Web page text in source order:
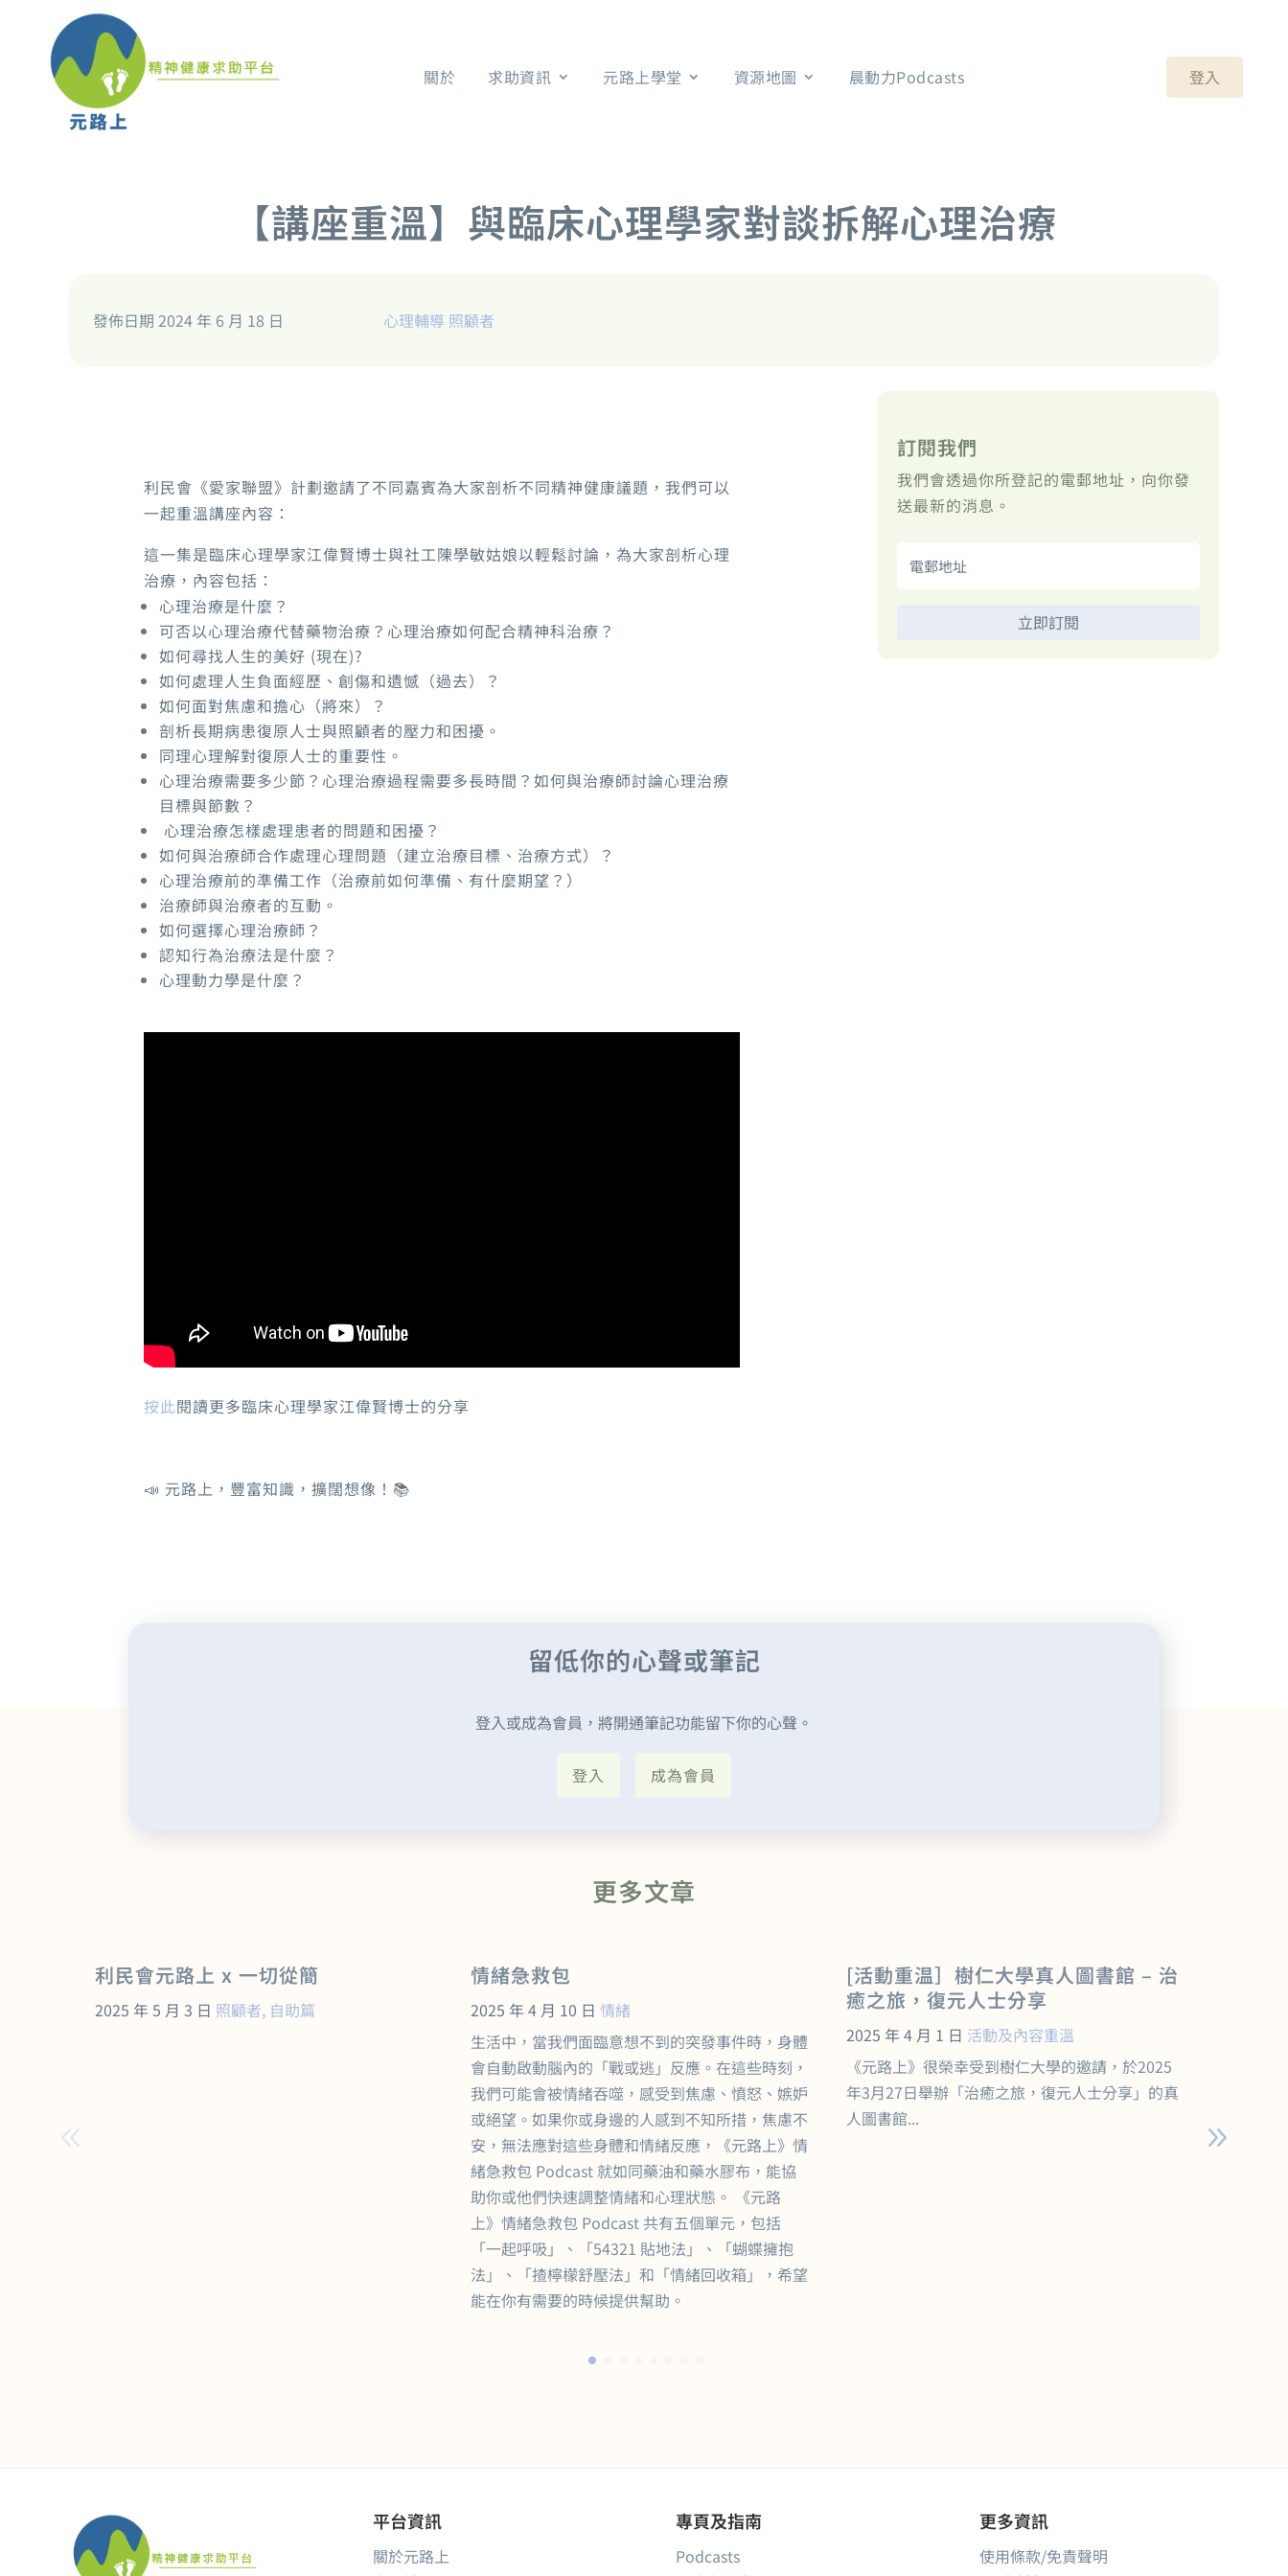
關於 求助資訊 元路上學堂 資源地圖 晨動力Podcasts 登入
【講座重溫】與臨床心理學家對談拆解心理治療
發佈日期 2024 年 6 月 18 日 心理輔導 照顧者
利民會《愛家聯盟》計劃邀請了不同嘉賓為大家剖析不同精神健康議題，我們可以
一起重溫講座內容：
這一集是臨床心理學家江偉賢博士與社工陳學敏姑娘以輕鬆討論，為大家剖析心理
治療，內容包括：
心理治療是什麼？
可否以心理治療代替藥物治療？心理治療如何配合精神科治療？
如何尋找人生的美好 (現在)?
如何處理人生負面經歷、創傷和遺憾（過去）？
如何面對焦慮和擔心（將來）？
剖析長期病患復原人士與照顧者的壓力和困擾。
同理心理解對復原人士的重要性。
心理治療需要多少節？心理治療過程需要多長時間？如何與治療師討論心理治療
目標與節數？
心理治療怎樣處理患者的問題和困擾？
如何與治療師合作處理心理問題（建立治療目標、治療方式）？
心理治療前的準備工作（治療前如何準備、有什麼期望？）
治療師與治療者的互動。
如何選擇心理治療師？
認知行為治療法是什麼？
心理動力學是什麼？
按此閱讀更多臨床心理學家江偉賢博士的分享
📣 元路上，豐富知識，擴闊想像！📚
訂閱我們
我們會透過你所登記的電郵地址，向你發
送最新的消息。
立即訂閱
留低你的心聲或筆記
登入或成為會員，將開通筆記功能留下你的心聲。
登入 成為會員
更多文章
利民會元路上 x 一切從簡
2025 年 5 月 3 日 照顧者, 自助篇
情緒急救包
2025 年 4 月 10 日 情緒
生活中，當我們面臨意想不到的突發事件時，身體
會自動啟動腦內的「戰或逃」反應。在這些時刻，
我們可能會被情緒吞噬，感受到焦慮、憤怒、嫉妒
或絕望。如果你或身邊的人感到不知所措，焦慮不
安，無法應對這些身體和情緒反應，《元路上》情
緒急救包 Podcast 就如同藥油和藥水膠布，能協
助你或他們快速調整情緒和心理狀態。 《元路
上》情緒急救包 Podcast 共有五個單元，包括
「一起呼吸」、「54321 貼地法」、「蝴蝶擁抱
法」、「揸檸檬舒壓法」和「情緒回收箱」，希望
能在你有需要的時候提供幫助。
[活動重温］樹仁大學真人圖書館 – 治
癒之旅，復元人士分享
2025 年 4 月 1 日 活動及內容重溫
《元路上》很榮幸受到樹仁大學的邀請，於2025
年3月27日舉辦「治癒之旅，復元人士分享」的真
人圖書館...
為人類最
平台資訊
關於元路上
專頁及指南
Podcasts
更多資訊
使用條款/免責聲明